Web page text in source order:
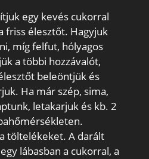
egy kevés cukorral
friss élesztőt. Hagyjuk
míg felfut, hólyagos
a többi hozzávalót,
beleöntjük és
Ha már szép, sima,
letakarjuk és kb. 2
töltelékeket. A darált
lábasban a cukorral, a